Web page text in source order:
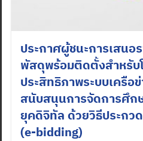
ประกาศผู้ชนะการเสนอ
พัสดุพร้อมติดตั้งสำหรับ
ประสิทธิภาพระบบเครือ
สนับสนุนการจัดการศึก
ยุคดิจิทัล ด้วยวิธีประกว
(e-bidding)